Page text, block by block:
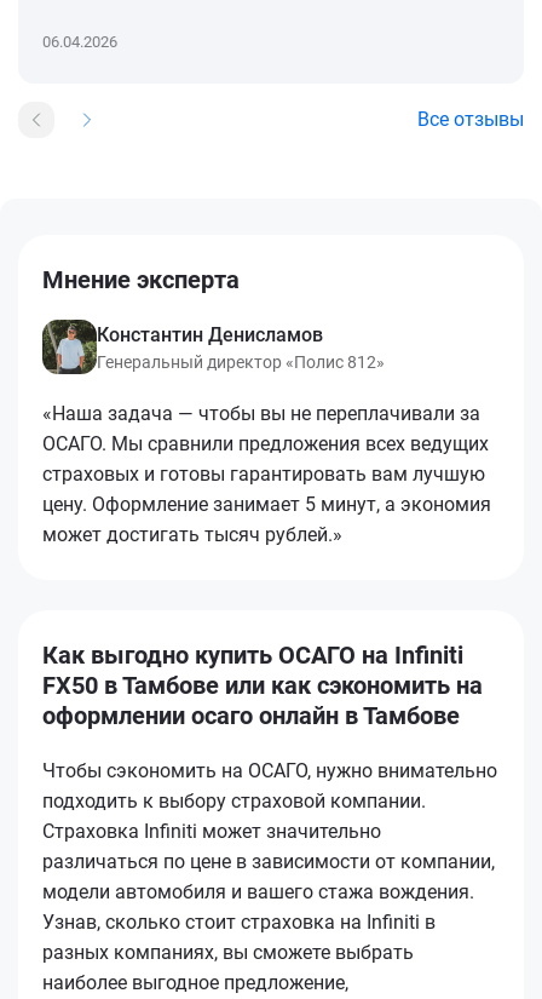
06.04.2026
Все отзывы
Мнение эксперта
Константин Денисламов
Генеральный директор «Полис 812»
«Наша задача — чтобы вы не переплачивали за
ОСАГО. Мы сравнили предложения всех ведущих
страховых и готовы гарантировать вам лучшую
цену. Оформление занимает 5 минут, а экономия
может достигать тысяч рублей.»
Как выгодно купить ОСАГО на Infiniti
FX50 в Тамбове или как сэкономить на
оформлении осаго онлайн в Тамбове
Чтобы сэкономить на ОСАГО, нужно внимательно
подходить к выбору страховой компании.
Страховка Infiniti может значительно
различаться по цене в зависимости от компании,
модели автомобиля и вашего стажа вождения.
Узнав, сколько стоит страховка на Infiniti в
разных компаниях, вы сможете выбрать
наиболее выгодное предложение,